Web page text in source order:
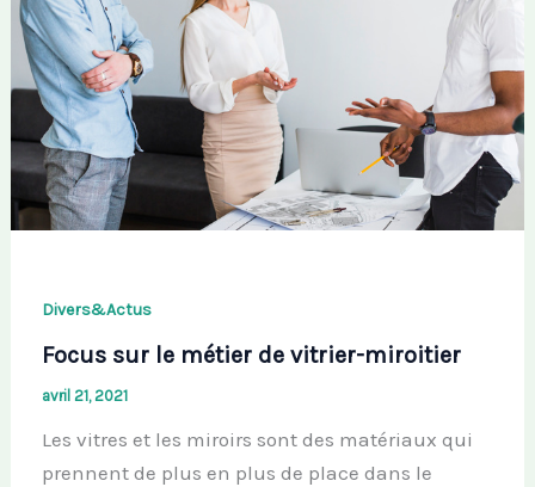
Divers&Actus
Focus sur le métier de vitrier-miroitier
avril 21, 2021
Les vitres et les miroirs sont des matériaux qui
prennent de plus en plus de place dans le